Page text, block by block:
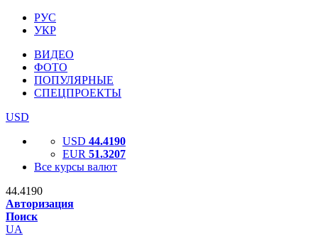
РУС
УКР
ВИДЕО
ФОТО
ПОПУЛЯРНЫЕ
СПЕЦПРОЕКТЫ
USD
USD 44.4190
EUR 51.3207
Все курсы валют
44.4190
Авторизация
Поиск
UA